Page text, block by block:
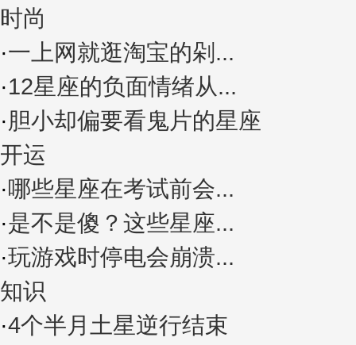
时尚
·一上网就逛淘宝的剁...
·12星座的负面情绪从...
·胆小却偏要看鬼片的星座
开运
·哪些星座在考试前会...
·是不是傻？这些星座...
·玩游戏时停电会崩溃...
知识
·4个半月土星逆行结束